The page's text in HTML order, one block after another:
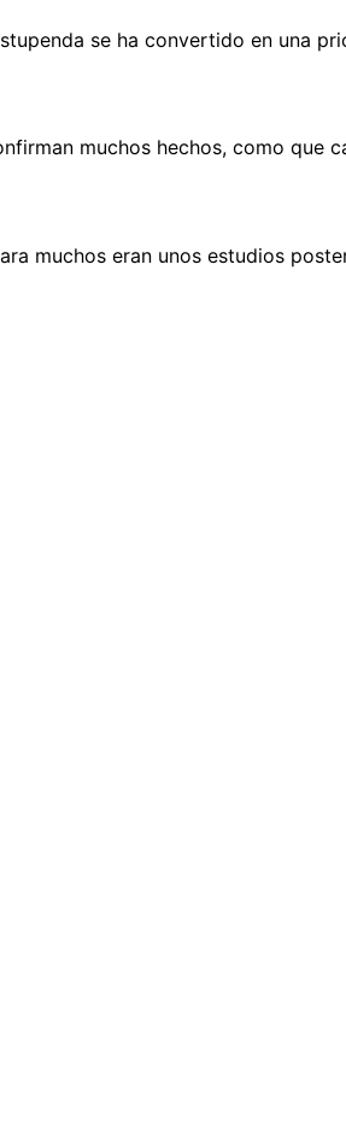
se ha convertido en una
muchos hechos, como que
muchos eran unos estudios